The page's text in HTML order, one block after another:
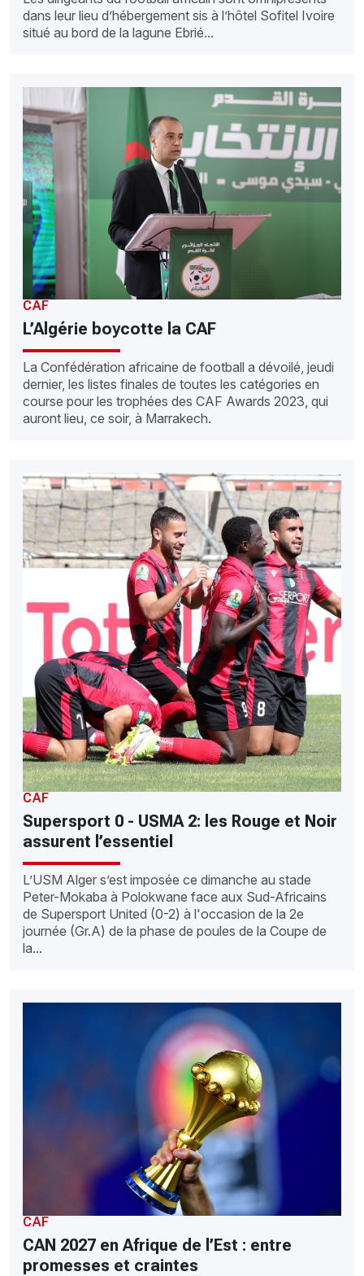
dans leur lieu d’hébergement sis à l’hôtel Sofitel Ivoire
situé au bord de la lagune Ebrié...
CAF
L’Algérie boycotte la CAF
La Confédération africaine de football a dévoilé, jeudi
dernier, les listes finales de toutes les catégories en
course pour les trophées des CAF Awards 2023, qui
auront lieu, ce soir, à Marrakech.
CAF
Supersport 0 - USMA 2: les Rouge et Noir
assurent l’essentiel
L’USM Alger s’est imposée ce dimanche au stade
Peter-Mokaba à Polokwane face aux Sud-Africains
de Supersport United (0-2) à l'occasion de la 2e
journée (Gr.A) de la phase de poules de la Coupe de
la...
CAF
CAN 2027 en Afrique de l’Est : entre
promesses et craintes